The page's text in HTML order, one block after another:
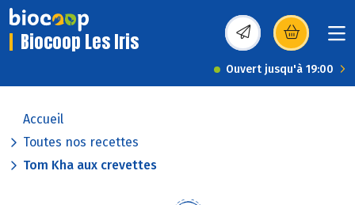
Biocoop Les Iris (s’ouvre dans une
Ouvert jusqu'à 19:00
Accueil
Toutes nos recettes
Tom Kha aux crevettes